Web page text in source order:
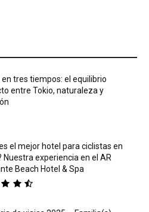
tres tiempos: el equilibrio
entre Tokio, naturaleza y
el mejor hotel para ciclistas en
Nuestra experiencia en el AR
Beach Hotel & Spa